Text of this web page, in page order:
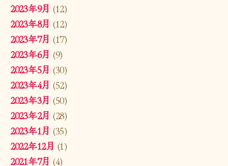
2023年9月 (12)
2023年8月 (12)
2023年7月 (17)
2023年6月 (9)
2023年5月 (30)
2023年4月 (52)
2023年3月 (50)
2023年2月 (28)
2023年1月 (35)
2022年12月 (1)
2021年7月 (4)